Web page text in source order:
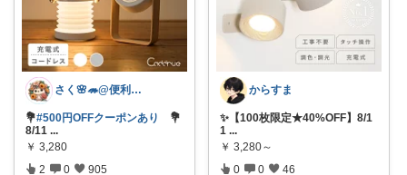
さく🌸🦔@便利でかわいいを探す旅
💐#500円OFFクーポンあり
💐
8/11 ...
￥ 3,280
2 0 905
からすま
✨【100枚限定★40%OFF】8/1
1 ...
￥ 3,280～
0 0 46